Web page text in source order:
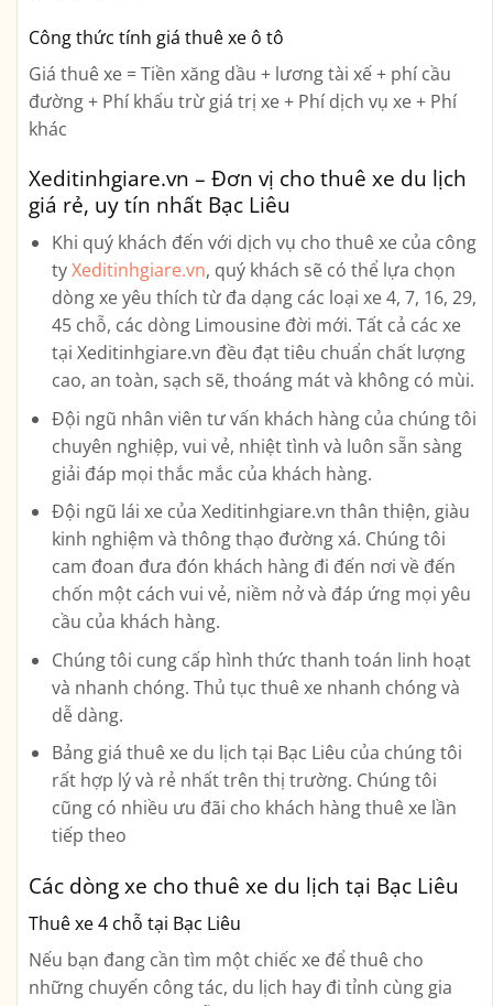
Công thức tính giá thuê xe ô tô
Giá thuê xe = Tiền xăng dầu + lương tài xế + phí cầu
đường + Phí khấu trừ giá trị xe + Phí dịch vụ xe + Phí
khác
Xeditinhgiare.vn – Đơn vị cho thuê xe du lịch
giá rẻ, uy tín nhất Bạc Liêu
Khi quý khách đến với dịch vụ cho thuê xe của công
tyXeditinhgiare.vn, quý khách sẽ có thể lựa chọn
dòng xe yêu thích từ đa dạng các loại xe4, 7, 16, 29,
45 chỗ, các dòng Limousine đời mới. Tất cả các xe
tại Xeditinhgiare.vn đều đạt tiêu chuẩn chất lượng
cao, an toàn, sạch sẽ, thoáng mát và không có mùi.
Đội ngũ nhân viên tư vấn khách hàng của chúng tôi
chuyên nghiệp, vui vẻ, nhiệt tình và luôn sẵn sàng
giải đáp mọi thắc mắc của khách hàng.
Đội ngũ lái xe của Xeditinhgiare.vn thân thiện, giàu
kinh nghiệm và thông thạo đường xá. Chúng tôi
cam đoan đưa đón khách hàng đi đến nơi về đến
chốn một cách vui vẻ, niềm nở và đáp ứng mọi yêu
cầu của khách hàng.
Chúng tôi cung cấp hình thức thanh toán linh hoạt
và nhanh chóng. Thủ tục thuê xe nhanh chóng và
dễ dàng.
Bảng giá thuê xe du lịch tại Bạc Liêu của chúng tôi
rất hợp lý và rẻ nhất trên thị trường. Chúng tôi
cũng có nhiều ưu đãi cho khách hàng thuê xe lần
tiếp theo
Các dòng xe cho thuê xe du lịch tại Bạc Liêu
Thuê xe 4 chỗ tại Bạc Liêu
Nếu bạn đang cần tìm một chiếc xe để thuê cho
những chuyến công tác, du lịch hay đi tỉnh cùng gia